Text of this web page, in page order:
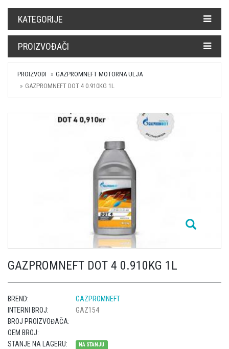
KATEGORIJE
PROIZVOĐAČI
PROIZVODI
GAZPROMNEFT MOTORNA ULJA
GAZPROMNEFT DOT 4 0.910KG 1L
GAZPROMNEFT DOT 4 0.910KG 1L
BREND:
GAZPROMNEFT
INTERNI BROJ:
GAZ154
BROJ PROIZVOĐAČA:
OEM BROJ:
STANJE NA LAGERU:
NA STANJU